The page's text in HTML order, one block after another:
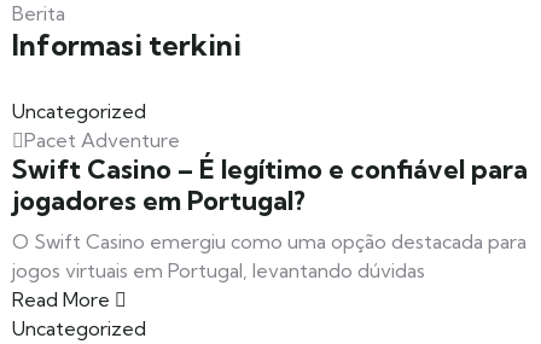
Berita
Informasi terkini
Uncategorized
Pacet Adventure
Swift Casino – É legítimo e confiável para
jogadores em Portugal?
O Swift Casino emergiu como uma opção destacada para
jogos virtuais em Portugal, levantando dúvidas
Read More
Uncategorized